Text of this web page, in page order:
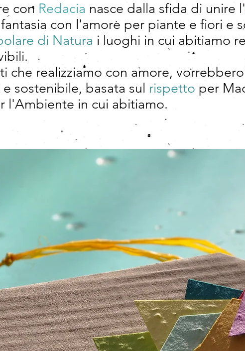
con Redacia nasce dalla sfida di unire l'
con l'amore per piante e fiori e
di Natura i luoghi in cui abitiamo
che realizziamo con amore,
sostenibile, basata sul rispetto per
l'Ambiente in cui abitiamo.